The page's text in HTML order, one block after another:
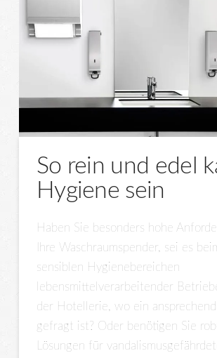
So rein und edel
Hygiene sein
Haben Sie besonders hohe
Ihre Waschraumspender, sei es
sensiblen Hygienebereichen
lebensmittelverarbeitender
der Hotellerie, wo ein
gefragt ist? Oder benötigen Sie
Lösungen für